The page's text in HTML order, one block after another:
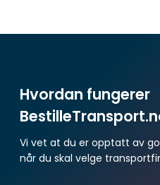
Hvordan fungerer
Vi vet at du er opptatt av
når du skal velge